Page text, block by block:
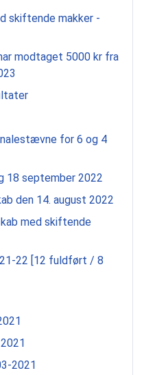
skiftende makker -
modtaget 5000 kr fra
for 6 og 4
18 september 2022
den 14. august 2022
med skiftende
22 [12 fuldført / 8
2021